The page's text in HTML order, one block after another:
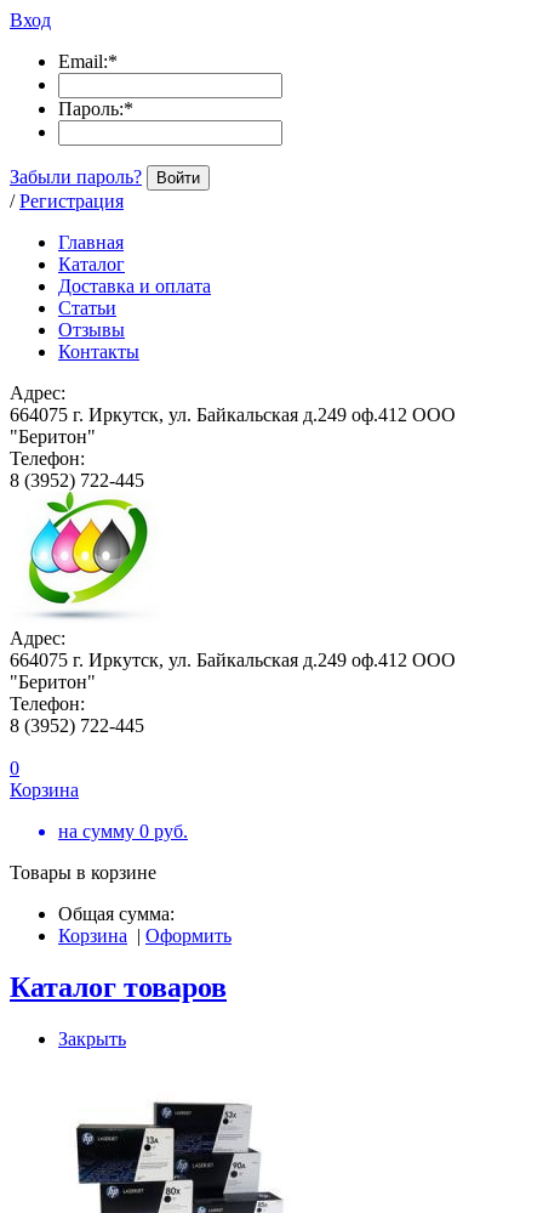
Вход
Email:*
Пароль:*
Забыли пароль? Войти
/ Регистрация
Главная
Каталог
Доставка и оплата
Статьи
Отзывы
Контакты
Адрес:
664075 г. Иркутск, ул. Байкальская д.249 оф.412 ООО
"Беритон"
Телефон:
8 (3952) 722-445
Адрес:
664075 г. Иркутск, ул. Байкальская д.249 оф.412 ООО
"Беритон"
Телефон:
8 (3952) 722-445
0
Корзина
на сумму 0 руб.
Товары в корзине
Общая сумма:
Корзина | Оформить
Каталог товаров
Закрыть